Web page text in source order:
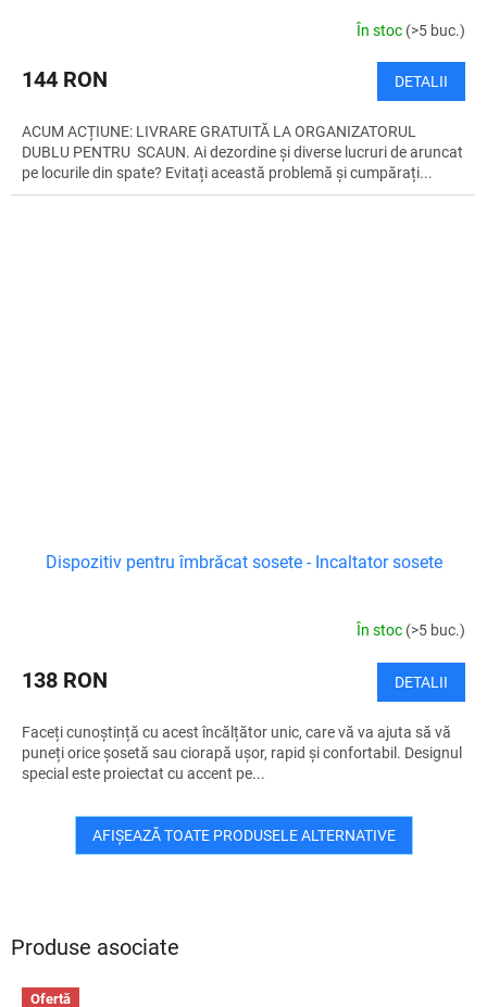
Produse asociate
Ofertă
T
U
I
T
În stoc (>5 buc.)
144 RON DETALII
ACUM ACȚIUNE: LIVRARE GRATUITĂ LA ORGANIZATORUL
DUBLU PENTRU SCAUN. Ai dezordine și diverse lucruri de aruncat
pe locurile din spate? Evitați această problemă și cumpărați...
Dispozitiv pentru îmbrăcat sosete - Incaltator sosete
În stoc (>5 buc.)
138 RON DETALII
Faceți cunoștință cu acest încălțător unic, care vă va ajuta să vă
puneți orice șosetă sau ciorapă ușor, rapid și confortabil. Designul
special este proiectat cu accent pe...
AFIŞEAZĂ TOATE PRODUSELE ALTERNATIVE